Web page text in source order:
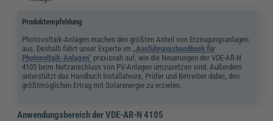
Produktempfehlung
Photovoltaik-Anlagen machen den größten Anteil von Erzeugungsanlagen
aus. Deshalb führt unser Experte im „Ausführungshandbuch für
Photovoltaik-Anlagen“ praxisnah auf, wie die Neuerungen der VDE-AR-N
4105 beim Netzanschluss von PV-Anlagen umzusetzen sind. Außerdem
unterstützt das Handbuch Installateure, Prüfer und Betreiber dabei, den
größtmöglichen Ertrag mit Solarenergie zu erzielen.
Anwendungsbereich der VDE-AR-N 4105